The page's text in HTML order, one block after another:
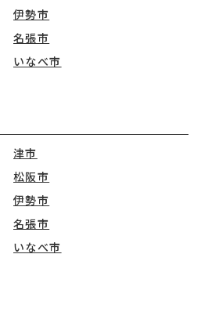
伊勢市
名張市
いなべ市
津市
松阪市
伊勢市
名張市
いなべ市